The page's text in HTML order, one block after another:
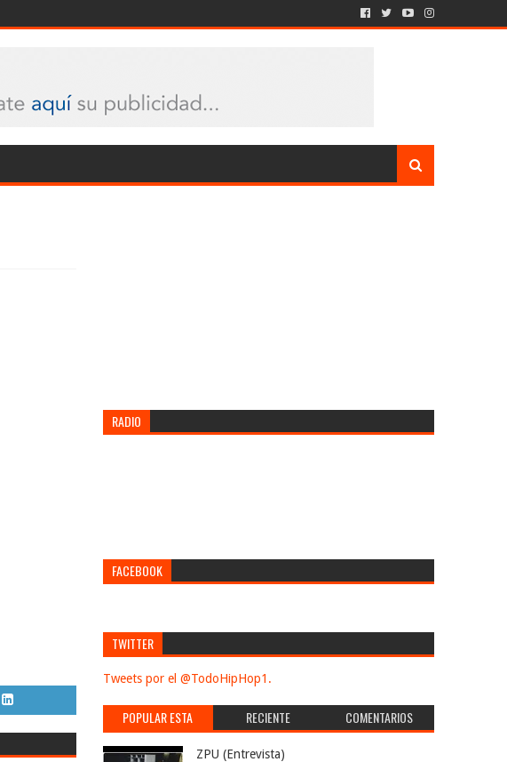
RADIO
FACEBOOK
TWITTER
Tweets por el @TodoHipHop1.
POPULAR ESTA
SEMANA
RECIENTE COMENTARIOS
ZPU (Entrevista)